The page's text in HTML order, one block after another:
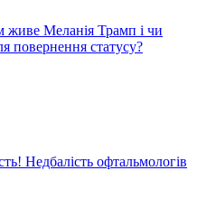
Меланія Трамп і чи
повернення статусу?
Недбалість офтальмологів